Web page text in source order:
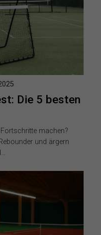
Die 5 besten
machen?
und ärgern